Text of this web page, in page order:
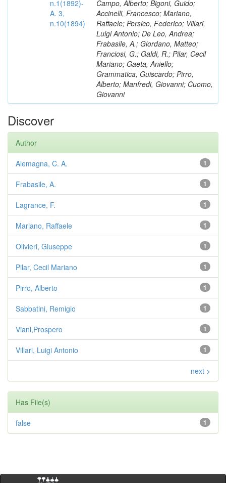
n.1(1892)-
A. 3,
n.10(1894)
Campo, Alberto; Bigoni, Guido;
Accinelli, Francesco; Mariano,
Raffaele; Persico, Federico; Villari,
Luigi Antonio; De Leo, Andrea;
Frabasile, A.; Giordano, Matteo;
Franciosi, G.; Galdi, R.; Pilar, Cecil
Mariano; Gaeta, Aniello;
Grammatica, Guiscardo; Pirro,
Alberto; Manfredi, Giovanni; Cuomo,
Giovanni
Discover
Author
1
Alemagna, C. A.
1
Frabasile, A.
1
Lagrance, F.
1
Mariano, Raffaele
1
Olivieri, Giuseppe
1
Pilar, Cecil Mariano
1
Pirro, Alberto
1
Sabbatini, Remigio
1
Viani,Prospero
1
Villari, Luigi Antonio
next >
Has File(s)
1
false